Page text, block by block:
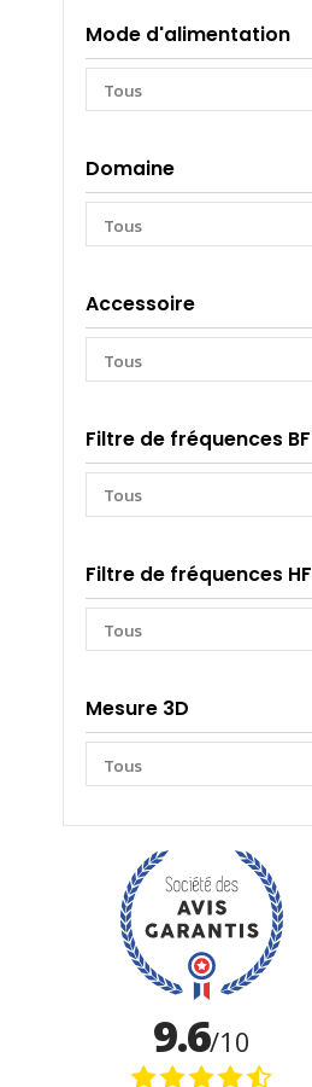
Mode d'alimentation
Domaine
Accessoire
Filtre de fréquences BF
Filtre de fréquences HF
Mesure 3D